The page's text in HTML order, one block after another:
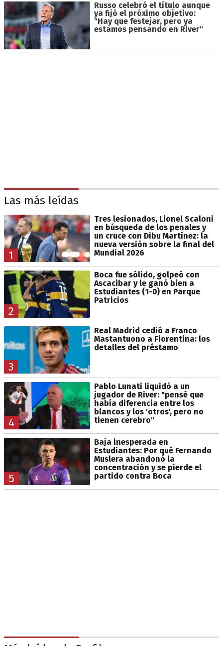
Russo celebró el título aunque
ya fijó el próximo objetivo:
"Hay que festejar, pero ya
estamos pensando en River"
Las más leídas
1
Tres lesionados, Lionel Scaloni
en búsqueda de los penales y
un cruce con Dibu Martínez: la
nueva versión sobre la final del
Mundial 2026
2
Boca fue sólido, golpeó con
Ascacibar y le ganó bien a
Estudiantes (1-0) en Parque
Patricios
3
Real Madrid cedió a Franco
Mastantuono a Fiorentina: los
detalles del préstamo
4
Pablo Lunati liquidó a un
jugador de River: "pensé que
había diferencia entre los
blancos y los 'otros', pero no
tienen cerebro"
5
Baja inesperada en
Estudiantes: Por qué Fernando
Muslera abandonó la
concentración y se pierde el
partido contra Boca